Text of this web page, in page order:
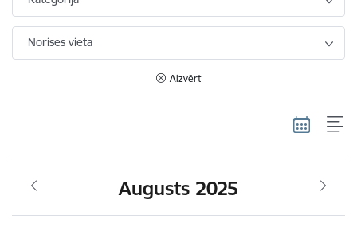
Norises vieta
Aizvērt
Augusts 2025